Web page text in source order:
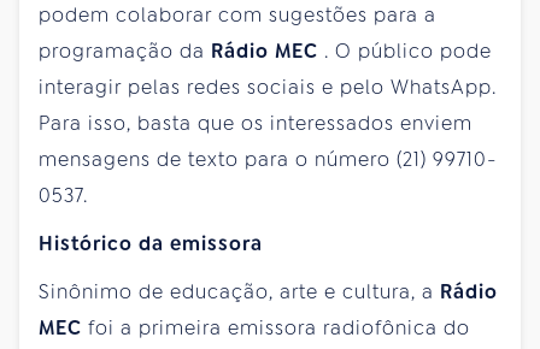
podem colaborar com sugestões para a
programação da Rádio MEC . O público pode
interagir pelas redes sociais e pelo WhatsApp.
Para isso, basta que os interessados enviem
mensagens de texto para o número (21) 99710-
0537.
Histórico da emissora
Sinônimo de educação, arte e cultura, a Rádio
MEC foi a primeira emissora radiofônica do